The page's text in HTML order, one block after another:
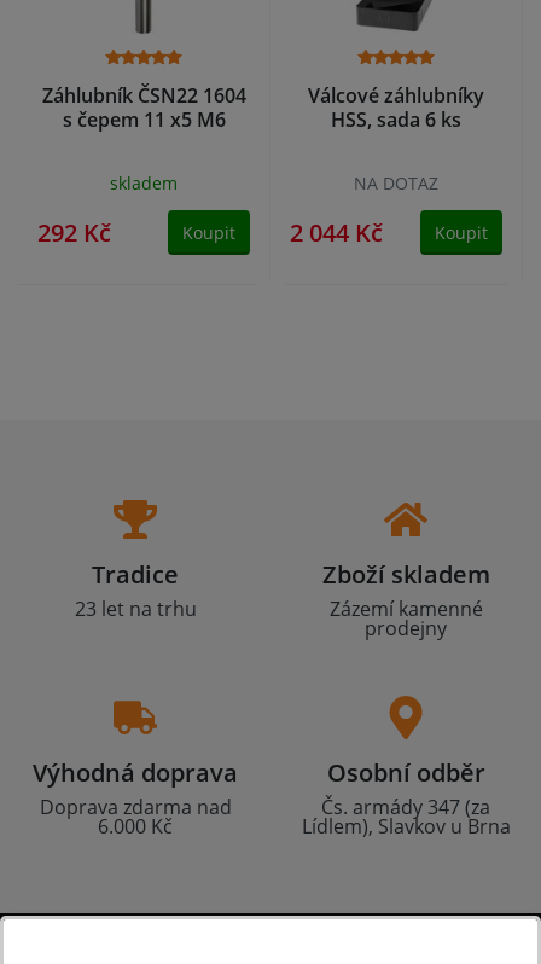
Záhlubník ČSN22 1604
s čepem 11 x5 M6
skladem
292 Kč Koupit
Válcové záhlubníky
HSS, sada 6 ks
NA DOTAZ
2 044 Kč Koupit
Tradice
23 let na trhu
Zboží skladem
Zázemí kamenné
prodejny
Výhodná doprava
Doprava zdarma nad
6.000 Kč
Osobní odběr
Čs. armády 347 (za
Lídlem), Slavkov u Brna